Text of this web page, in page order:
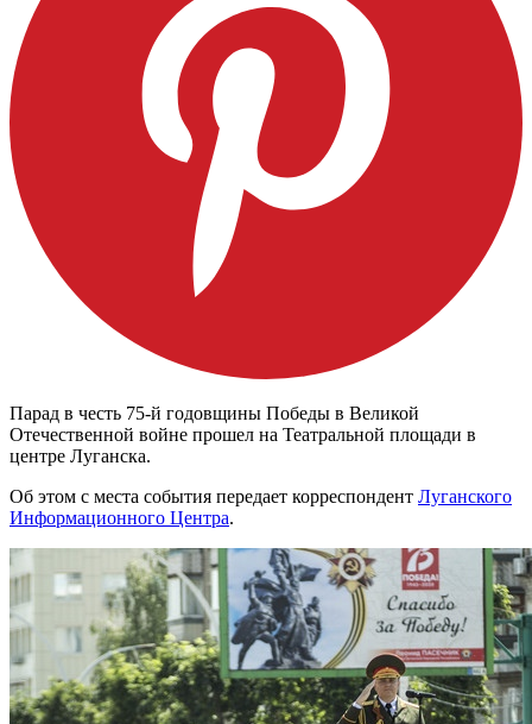
Парад в честь 75-й годовщины Победы в Великой
Отечественной войне прошел на Театральной площади в
центре Луганска.
Об этом с места события передает корреспондент Луганского
Информационного Центра.